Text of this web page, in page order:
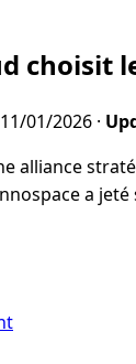
choisit
11/01/2026 ·
alliance
a jeté